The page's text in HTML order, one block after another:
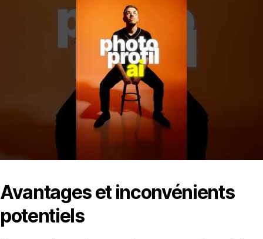
Avantages et inconvénients
potentiels